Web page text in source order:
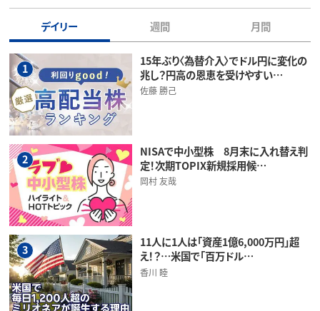
デイリー 週間 月間
1
15年ぶり〈為替介入〉でドル円に変化の
兆し？円高の恩恵を受けやすい…
佐藤 勝己
2
NISAで中小型株 8月末に入れ替え判
定！次期TOPIX新規採用候…
岡村 友哉
3
11人に1人は「資産1億6,000万円」超
え！？…米国で「百万ドル…
香川 睦